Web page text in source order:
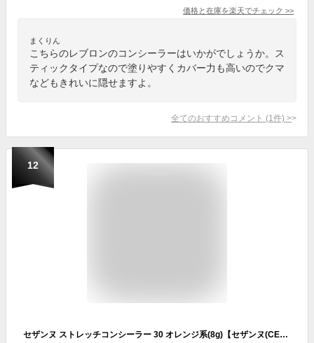
価格と在庫を楽天でチェック >>
まくりん
こちらのレブロンのコンシーラーはいかがでしょうか。ス
ティックタイプなので塗りやすくカバー力も高いのでクマ
などもきれいに隠せますよ。
全てのおすすめコメント (1 件) >
12
セザンヌ ストレッチコンシーラー 30 オレンジ系(8g)【セザンヌ(CEZANNE)】